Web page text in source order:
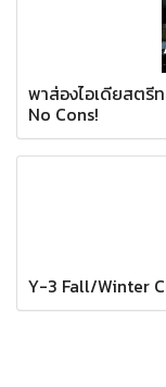
พาส่องไอเดียสตรี
No Cons!
Y-3 Fall/Winter